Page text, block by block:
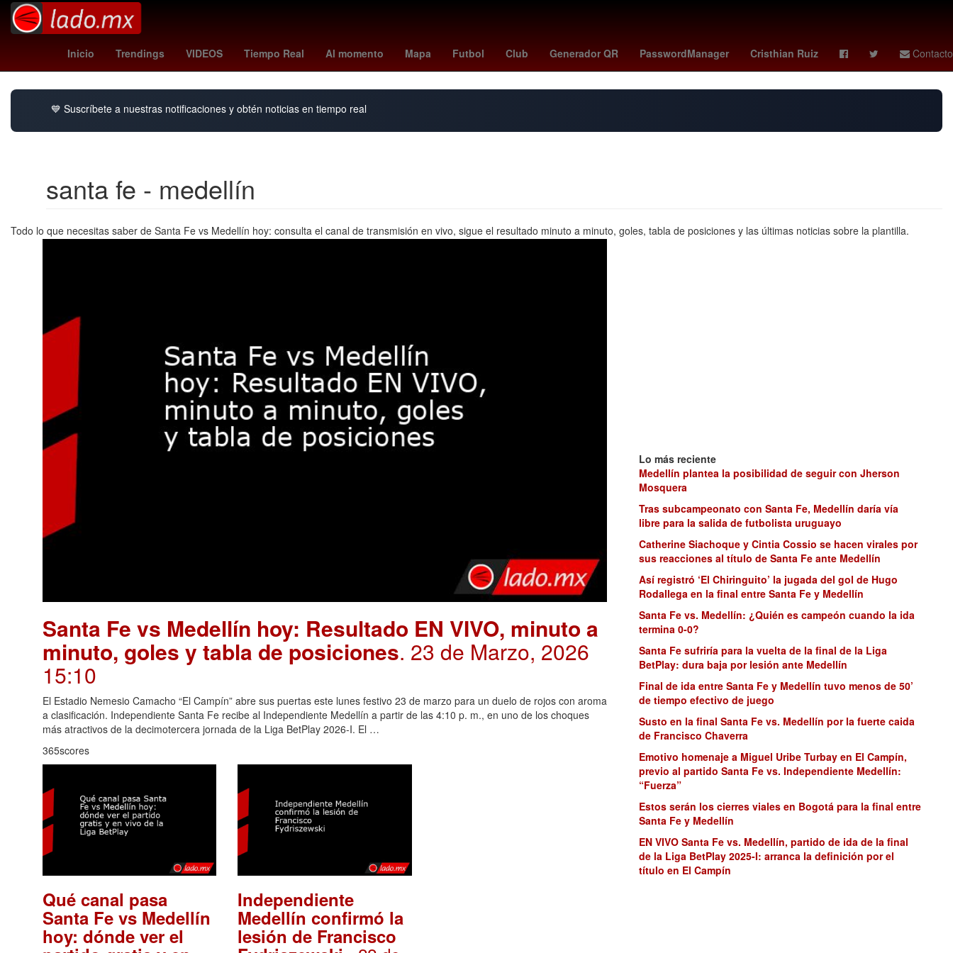
Inicio Trendings VIDEOS Tiempo Real Al momento Mapa Futbol Club Generador QR PasswordManager Cristhian Ruiz Contacto
Semana Santa Temporada 2024 Denuncia Aguascalientes Europa League Final Oficina de la Presidencia de la República Desalojo México Chihuahua
💙 Suscríbete a nuestras notificaciones y obtén noticias en tiempo real
santa fe - medellín
Todo lo que necesitas saber de Santa Fe vs Medellín hoy: consulta el canal de transmisión en vivo, sigue el resultado minuto a minuto, goles, tabla de posiciones y las últimas noticias sobre la plantilla.
Santa Fe vs Medellín hoy: Resultado EN VIVO, minuto a
minuto, goles y tabla de posiciones. 23 de Marzo, 2026
15:10
El Estadio Nemesio Camacho “El Campín” abre sus puertas este lunes festivo 23 de marzo para un duelo de rojos con aroma
a clasificación. Independiente Santa Fe recibe al Independiente Medellín a partir de las 4:10 p. m., en uno de los choques
más atractivos de la decimotercera jornada de la Liga BetPlay 2026-I. El …
365scores
Qué canal pasa
Santa Fe vs Medellín
hoy: dónde ver el
Independiente
Medellín confirmó la
lesión de Francisco
Lo más reciente
Medellín plantea la posibilidad de seguir con Jherson
Mosquera
Tras subcampeonato con Santa Fe, Medellín daría vía
libre para la salida de futbolista uruguayo
Catherine Siachoque y Cintia Cossio se hacen virales por
sus reacciones al título de Santa Fe ante Medellín
Así registró ‘El Chiringuito’ la jugada del gol de Hugo
Rodallega en la final entre Santa Fe y Medellín
Santa Fe vs. Medellín: ¿Quién es campeón cuando la ida
termina 0-0?
Santa Fe sufriría para la vuelta de la final de la Liga
BetPlay: dura baja por lesión ante Medellín
Final de ida entre Santa Fe y Medellín tuvo menos de 50’
de tiempo efectivo de juego
Susto en la final Santa Fe vs. Medellín por la fuerte caida
de Francisco Chaverra
Emotivo homenaje a Miguel Uribe Turbay en El Campín,
previo al partido Santa Fe vs. Independiente Medellín:
“Fuerza”
Estos serán los cierres viales en Bogotá para la final entre
Santa Fe y Medellín
EN VIVO Santa Fe vs. Medellín, partido de ida de la final
de la Liga BetPlay 2025-I: arranca la definición por el
título en El Campín